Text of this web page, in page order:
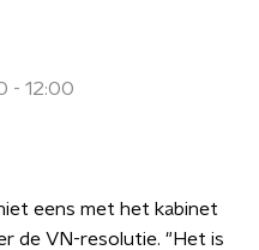
- 12:00
eens met het kabinet
de VN-resolutie. "Het is